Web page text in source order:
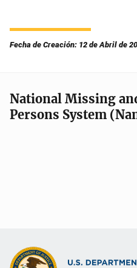
Fecha de Creación: 12 de Abril de
National Missing
Persons System